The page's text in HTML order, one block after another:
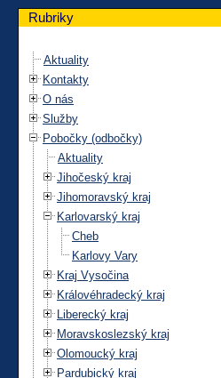
Rubriky
Aktuality
Kontakty
O nás
Služby
Pobočky (odbočky)
Aktuality
Jihočeský kraj
Jihomoravský kraj
Karlovarský kraj
Cheb
Karlovy Vary
Kraj Vysočina
Královéhradecký kraj
Liberecký kraj
Moravskoslezský kraj
Olomoucký kraj
Pardubický kraj